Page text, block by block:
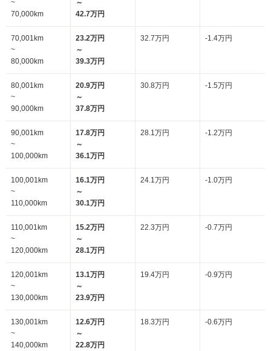
~
70,000km
～
42.7万円
70,001km
~
80,000km
23.2万円
～
39.3万円
32.7万円 -1.4万円
80,001km
~
90,000km
20.9万円
～
37.8万円
30.8万円 -1.5万円
90,001km
~
100,000km
17.8万円
～
36.1万円
28.1万円 -1.2万円
100,001km
~
110,000km
16.1万円
～
30.1万円
24.1万円 -1.0万円
110,001km
~
120,000km
15.2万円
～
28.1万円
22.3万円 -0.7万円
120,001km
~
130,000km
13.1万円
～
23.9万円
19.4万円 -0.9万円
130,001km
~
140,000km
12.6万円
～
22.8万円
18.3万円 -0.6万円